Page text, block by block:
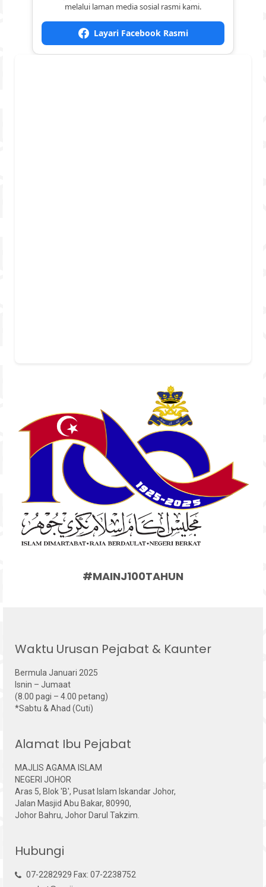
melalui laman media sosial rasmi kami.
Layari Facebook Rasmi
#MAINJ100TAHUN
Waktu Urusan Pejabat & Kaunter
Bermula Januari 2025
Isnin – Jumaat
(8.00 pagi – 4.00 petang)
*Sabtu & Ahad (Cuti)
Alamat Ibu Pejabat
MAJLIS AGAMA ISLAM
NEGERI JOHOR
Aras 5, Blok 'B', Pusat Islam Iskandar Johor,
Jalan Masjid Abu Bakar, 80990,
Johor Bahru, Johor Darul Takzim.
Hubungi
07-2282929 Fax: 07-2238752